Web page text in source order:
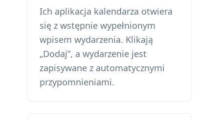
Ich aplikacja kalendarza otwiera
się z wstępnie wypełnionym
wpisem wydarzenia. Klikają
„Dodaj”, a wydarzenie jest
zapisywane z automatycznymi
przypomnieniami.